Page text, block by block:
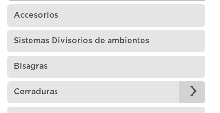
Accesorios
Sistemas Divisorios de ambientes
Bisagras
Cerraduras